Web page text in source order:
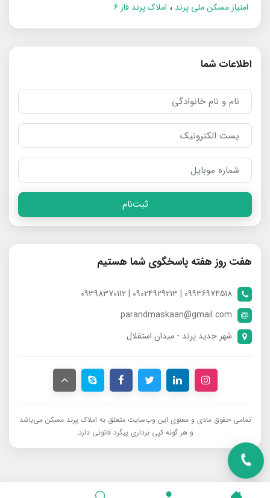
امتیاز مسکن ملی پرند
املاک پرند فاز 6
اطلاعات شما
ثبت‌نام
هفت روز هفته پاسخگوی شما هستیم
09936974518 | 09024929213 | 09398370112
parandmaskaan@gmail.com
شهر جدید پرند - میدان استقلال
تمامی حقوق مادی و معنوی این وب‌سایت متعلق به املاک پرند مسکن می‌باشد
و هر گونه کپی برداری پیگرد قانونی دارد.